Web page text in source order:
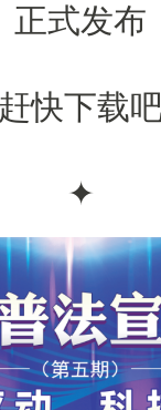
正式发布
赶快下载
✦